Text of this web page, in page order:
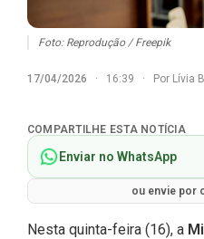
Foto: Reprodução / Freepik
17/04/2026 · 16:39 · Por Lívia
COMPARTILHE ESTA NOTÍCIA
Enviar no WhatsApp
ou envie por
Nesta quinta-feira (16), a